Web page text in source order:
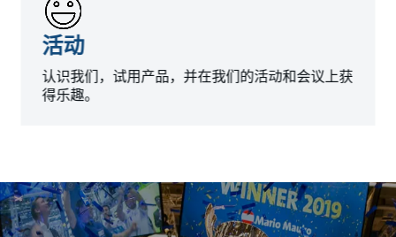
活动
认识我们，试用产品，并在我们的活动和会议上获
得乐趣。